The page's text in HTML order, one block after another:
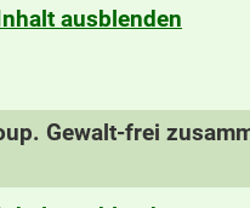
ausblenden
Gewalt-frei